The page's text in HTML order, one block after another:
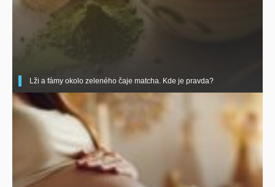
Lži a fámy okolo zeleného čaje matcha. Kde je pravda?